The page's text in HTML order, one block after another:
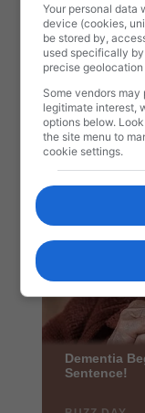
Your personal data
device (cookies,
be stored by,
used specifically
precise geolocation
Some vendors
legitimate interest,
options below.
the site menu to
cookie settings.